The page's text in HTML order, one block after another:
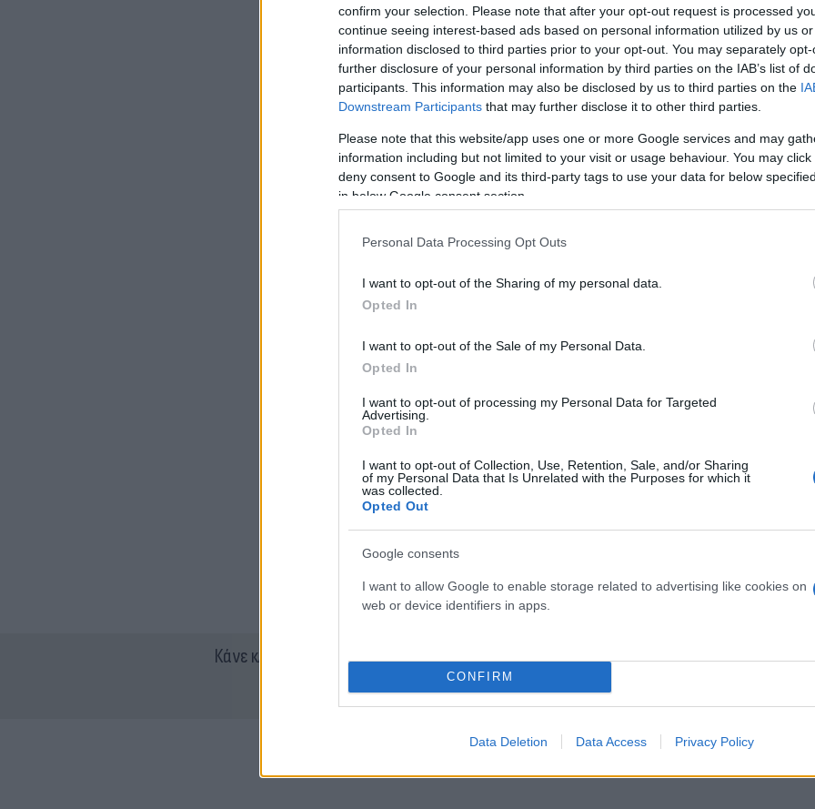
confirm your selection. Please note that after your opt-out request is processed
continue seeing interest-based ads based on personal information utilized by us
information disclosed to third parties prior to your opt-out. You may separately
further disclosure of your personal information by third parties on the IAB’s list of
participants. This information may also be disclosed by us to third parties on the
Downstream Participants that may further disclose it to other third parties.
Please note that this website/app uses one or more Google services and may
information including but not limited to your visit or usage behaviour. You may
deny consent to Google and its third-party tags to use your data for below
in below Google consent section.
Personal Data Processing Opt Outs
I want to opt-out of the Sharing of my personal data.
Opted In
I want to opt-out of the Sale of my Personal Data.
Opted In
I want to opt-out of processing my Personal Data for Targeted
Advertising.
Opted In
I want to opt-out of Collection, Use, Retention, Sale, and/or Sharing
of my Personal Data that Is Unrelated with the Purposes for which it
was collected.
Opted Out
Google consents
I want to allow Google to enable storage related to advertising like cookies on
web or device identifiers in apps.
CONFIRM
Data Deletion Data Access Privacy Policy
Κάνε κλικ και δες περισσότεροFlash.grστην αναζήτηση τηςGoogle